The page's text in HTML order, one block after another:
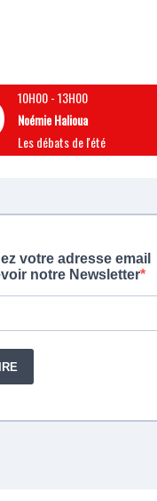
10H00-13H00
Noémie Halioua
Les débats de l'été